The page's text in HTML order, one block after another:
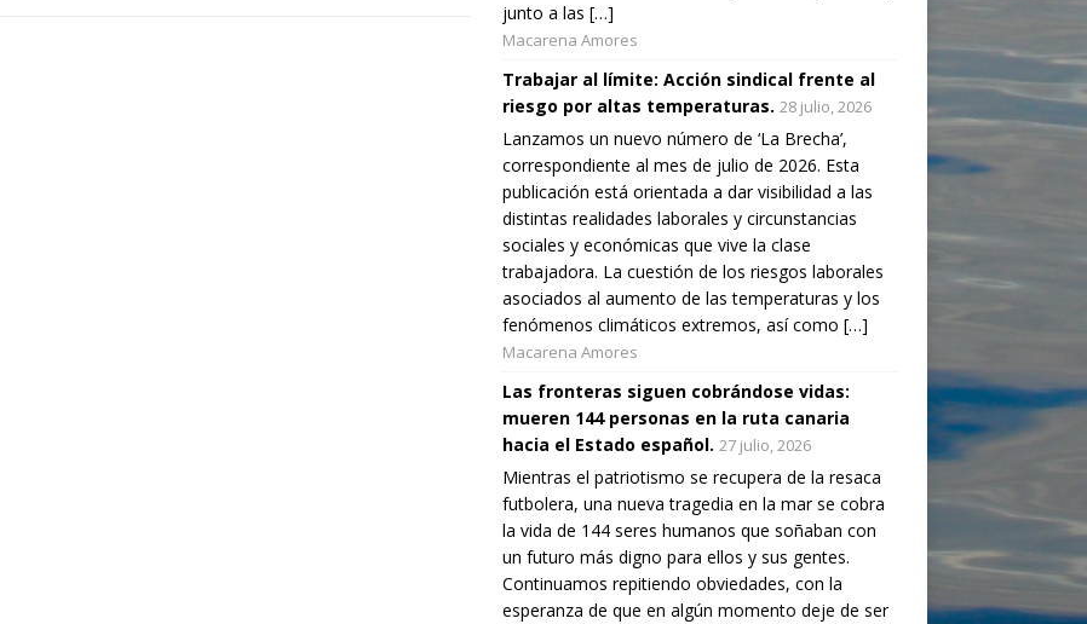
junto a las […]
Macarena Amores
Trabajar al límite: Acción sindical frente al
riesgo por altas temperaturas. 28 julio, 2026
Lanzamos un nuevo número de ‘La Brecha’,
correspondiente al mes de julio de 2026. Esta
publicación está orientada a dar visibilidad a las
distintas realidades laborales y circunstancias
sociales y económicas que vive la clase
trabajadora. La cuestión de los riesgos laborales
asociados al aumento de las temperaturas y los
fenómenos climáticos extremos, así como […]
Macarena Amores
Las fronteras siguen cobrándose vidas:
mueren 144 personas en la ruta canaria
hacia el Estado español. 27 julio, 2026
Mientras el patriotismo se recupera de la resaca
futbolera, una nueva tragedia en la mar se cobra
la vida de 144 seres humanos que soñaban con
un futuro más digno para ellos y sus gentes.
Continuamos repitiendo obviedades, con la
esperanza de que en algún momento deje de ser